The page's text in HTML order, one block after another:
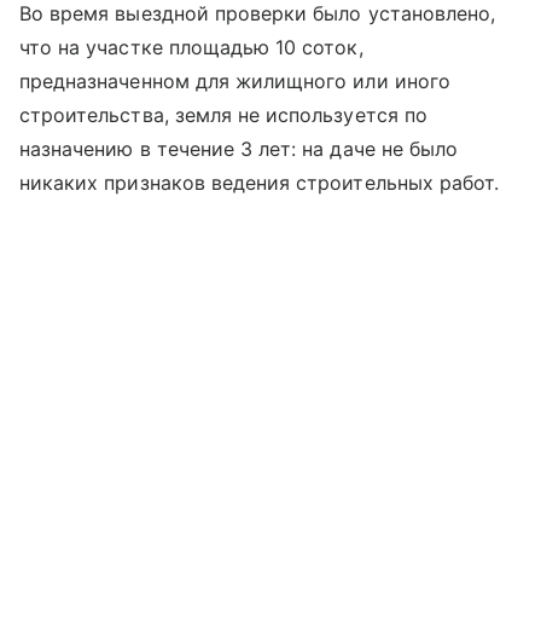
Во время выездной проверки было установлено,
что на участке площадью 10 соток,
предназначенном для жилищного или иного
строительства, земля не используется по
назначению в течение 3 лет: на даче не было
никаких признаков ведения строительных работ.